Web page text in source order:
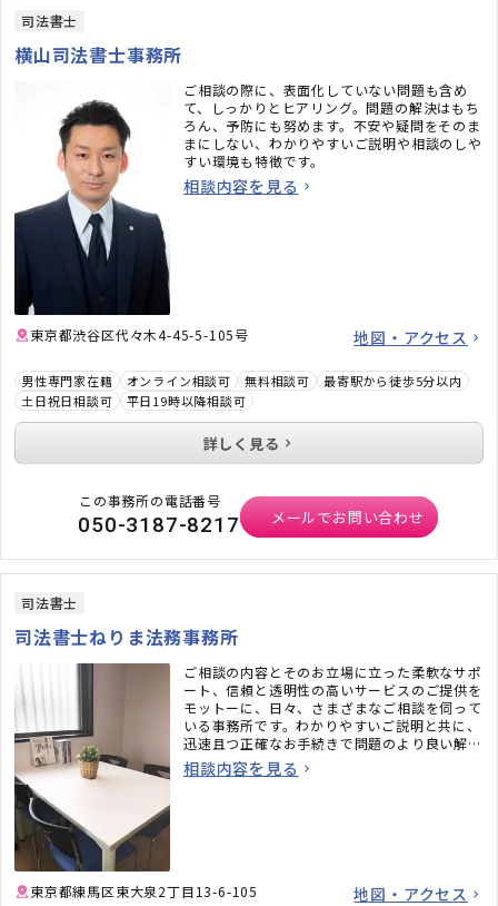
司法書士
横山司法書士事務所
ご相談の際に、表面化していない問題も含め
て、しっかりとヒアリング。問題の解決はもち
ろん、予防にも努めます。不安や疑問をそのま
まにしない、わかりやすいご説明や相談のしや
すい環境も特徴です。
相談内容を見る
東京都渋谷区代々木4-45-5-105号 地図・アクセス
男性専門家在籍 オンライン相談可 無料相談可
最寄駅から徒歩5分以内
土日祝日相談可
平日19時以降相談可
詳しく見る
この事務所の電話番号
050-3187-8217 メールでお問い合わせ
司法書士
司法書士ねりま法務事務所
ご相談の内容とそのお立場に立った柔軟なサポ
ート、信頼と透明性の高いサービスのご提供を
モットーに、日々、さまざまなご相談を伺って
いる事務所です。わかりやすいご説明と共に、
迅速且つ正確なお手続きで問題のより良い解決
を目指します。
相談内容を見る
東京都練馬区東大泉2丁目13-6-105 地図・アクセス